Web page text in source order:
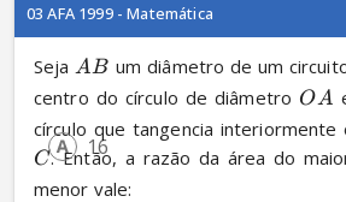
03 AFA 1999 - Matemática
Seja AB um diâmetro de um
centro do círculo de diâmetro OA
círculo que tangencia
C. Então, a razão da área do
menor vale:
16